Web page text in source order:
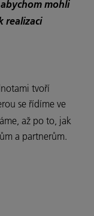
mohli
realizaci
tvoří
se řídíme ve
až po to, jak
a partnerům.